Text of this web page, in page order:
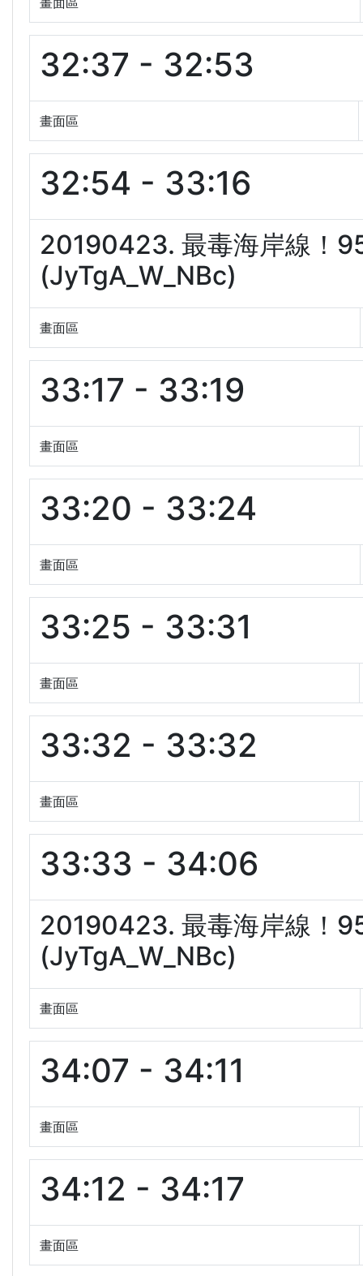
32:37 - 32:53
畫面區
32:54 - 33:16
20190423. 最毒海岸線！
(JyTgA_W_NBc)
畫面區
33:17 - 33:19
畫面區
33:20 - 33:24
畫面區
33:25 - 33:31
畫面區
33:32 - 33:32
畫面區
33:33 - 34:06
20190423. 最毒海岸線！
(JyTgA_W_NBc)
畫面區
34:07 - 34:11
畫面區
34:12 - 34:17
畫面區